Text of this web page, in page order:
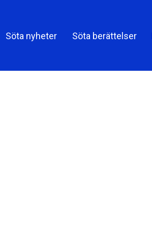
Söta nyheter Söta berättelser